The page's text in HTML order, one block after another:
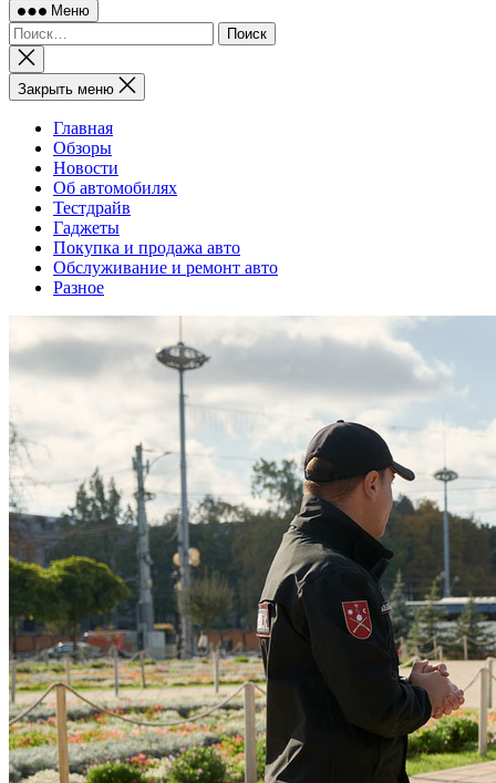
Меню
Найти:
Закрыть
поиск
Закрыть меню
Главная
Обзоры
Новости
Об автомобилях
Тестдрайв
Гаджеты
Покупка и продажа авто
Обслуживание и ремонт авто
Разное